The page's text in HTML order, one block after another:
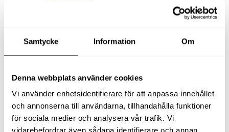
Samtycke Information Om
Denna webbplats använder cookies
Vi använder enhetsidentifierare för att anpassa innehållet
och annonserna till användarna, tillhandahålla funktioner
för sociala medier och analysera vår trafik. Vi
vidarebefordrar även sådana identifierare och annan
Alla produkter
Slangfäste
Textil- & Våtdammsugare
Tillbehör Textil- & våtdammsugare
Adaptrar
Dammsugare